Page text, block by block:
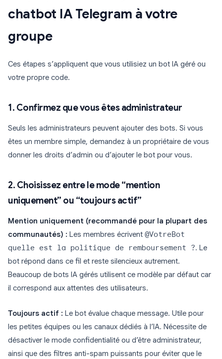
chatbot IA Telegram à votre
groupe
Ces étapes s’appliquent que vous utilisiez un bot IA géré ou
votre propre code.
1. Confirmez que vous êtes administrateur
Seuls les administrateurs peuvent ajouter des bots. Si vous
êtes un membre simple, demandez à un propriétaire de vous
donner les droits d’admin ou d’ajouter le bot pour vous.
2. Choisissez entre le mode “mention
uniquement” ou “toujours actif”
Mention uniquement (recommandé pour la plupart des
communautés) : Les membres écrivent @VotreBot
quelle est la politique de remboursement ?. Le
bot répond dans ce fil et reste silencieux autrement.
Beaucoup de bots IA gérés utilisent ce modèle par défaut car
il correspond aux attentes des utilisateurs.
Toujours actif : Le bot évalue chaque message. Utile pour
les petites équipes ou les canaux dédiés à l’IA. Nécessite de
désactiver le mode confidentialité ou d’être administrateur,
ainsi que des filtres anti-spam puissants pour éviter que le